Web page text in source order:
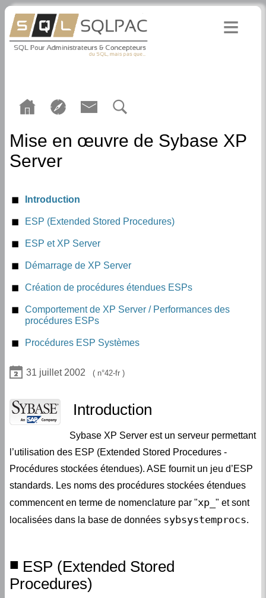
Mise en œuvre de Sybase XP
Server
Introduction
ESP (Extended Stored Procedures)
ESP et XP Server
Démarrage de XP Server
Création de procédures étendues ESPs
Comportement de XP Server / Performances des
procédures ESPs
Procédures ESP Systèmes
31 juillet 2002 42-fr
Introduction
Sybase XP Server est un serveur permettant
l’utilisation des ESP (Extended Stored Procedures -
Procédures stockées étendues). ASE fournit un jeu d’ESP
standards. Les noms des procédures stockées étendues
commencent en terme de nomenclature par "xp_ " et sont
localisées dans la base de données sybsystemprocs.
ESP (Extended Stored
Procedures)